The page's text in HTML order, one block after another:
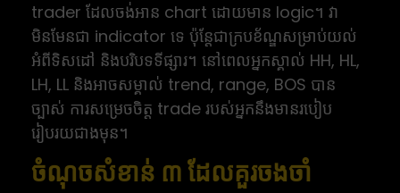
trader ដែលចង់អាន chart ដោយមាន logic។ វា
មិនមែនជា indicator ទេ ប៉ុន្តែជាក្របខ័ណ្ឌសម្រាប់យល់
អំពីទិសដៅ និងបរិបទទីផ្សារ។ នៅពេលអ្នកស្គាល់ HH, HL,
LH, LL និងអាចសម្គាល់ trend, range, BOS បាន
ច្បាស់ ការសម្រេចចិត្ត trade របស់អ្នកនឹងមានរបៀប
រៀបរយជាងមុន។
ចំណុចសំខាន់ ៣ ដែលគួរចងចាំ